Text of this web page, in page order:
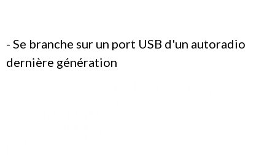
- Se branche sur un port USB d'un autoradio
dernière génération